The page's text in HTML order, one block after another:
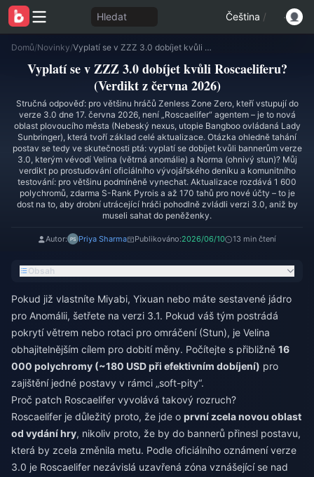
Hledat Čeština /
Domů/Novinky/ Vyplatí se v ZZZ 3.0 dobíjet kvůli Roscaeliferu? (Verdikt z června 2026)
Vyplatí se v ZZZ 3.0 dobíjet kvůli Roscaeliferu?
(Verdikt z června 2026)
Stručná odpověď: pro většinu hráčů Zenless Zone Zero, kteří vstupují do
verze 3.0 dne 17. června 2026, není „Roscaelifer“ agentem – je to nová
oblast plovoucího města (Nebeský nexus, utopie Bangboo ovládaná Lady
Sunbringer), která tvoří základ celé aktualizace. Otázka ohledně tahání
postav se tedy ve skutečnosti ptá: vyplatí se dobíjet kvůli bannerům verze
3.0, kterým vévodí Velina (větrná anomálie) a Norma (ohnivý stun)? Můj
verdikt po prostudování oficiálního vývojářského deníku a komunitního
testování: pro většinu podmíněně vynechat. Aktualizace rozdává 1 600
polychromů, zdarma S-Rank Pyrois a až 170 tahů pro nové účty – to je
dost na to, aby drobní utrácející hráči pohodlně zvládli verzi 3.0, aniž by
museli sahat do peněženky.
Autor: Priya Sharma Publikováno:2026/06/10 13 min čtení
Obsah
Pokud již vlastníte Miyabi, Yixuan nebo máte sestavené jádro
pro Anomálii, šetřete na verzi 3.1. Pokud váš tým postrádá
pokrytí větrem nebo rotaci pro omráčení (Stun), je Velina
obhajitelnějším cílem pro dobití měny. Počítejte s přibližně 16
000 polychromy (~180 USD při efektivním dobíjení) pro
zajištění jedné postavy v rámci „soft-pity“.
Proč patch Roscaelifer vyvolává takový rozruch?
Roscaelifer je důležitý proto, že jde o první zcela novou oblast
od vydání hry, nikoliv proto, že by do bannerů přinesl postavu,
která by zcela změnila metu. Podle oficiálního oznámení verze
3.0 je Roscaelifer nezávislá uzavřená zóna vznášející se nad